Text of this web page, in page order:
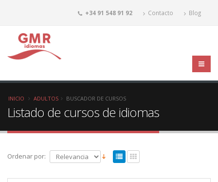
+34 91 548 91 92 Contacto Blog
INICIO ADULTOS BUSCADOR DE CURSOS
Listado de cursos de idiomas
Ordenar por: